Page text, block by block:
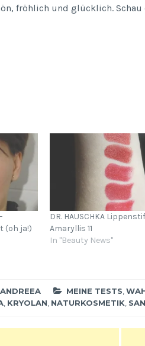
fröhlich und glücklich.
(oh ja!)
DR. HAUSCHKA
Amaryllis 11
In "Beauty News"
ANDREEA MEINE TESTS ,
, KRYOLAN NATURKOSMETIK